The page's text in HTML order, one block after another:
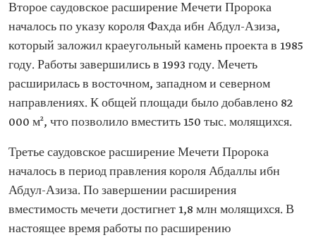
Второе саудовское расширение Мечети Пророка
началось по указу короля Фахда ибн Абдул-Азиза,
который заложил краеугольный камень проекта в 1985
году. Работы завершились в 1993 году. Мечеть
расширилась в восточном, западном и северном
направлениях. К общей площади было добавлено 82
000 м², что позволило вместить 150 тыс. молящихся.
Третье саудовское расширение Мечети Пророка
началось в период правления короля Абдаллы ибн
Абдул-Азиза. По завершении расширения
вместимость мечети достигнет 1,8 млн молящихся. В
настоящее время работы по расширению